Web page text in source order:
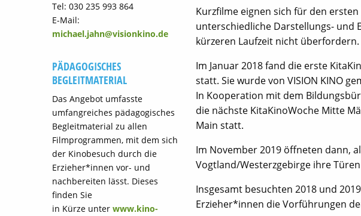
Kurzfilme eignen sich für den
unterschiedliche Darstellungs- und
kürzeren Laufzeit nicht überfordern.
Im Januar 2018 fand die erste
statt. Sie wurde von VISION KINO
In Kooperation mit dem
die nächste KitaKinoWoche Mitte
Main statt.
Im November 2019 öffneten dann,
Vogtland/Westerzgebirge ihre
Insgesamt besuchten 2018 und
Erzieher*innen die Vorführungen
Tel: 030 235 993 864
E-Mail:
michael.jahn@visionkino.de
PÄDAGOGISCHES
BEGLEITMATERIAL
Das Angebot umfasste
umfangreiches pädagogisches
Begleitmaterial zu allen
Filmprogrammen, mit dem sich
der Kinobesuch durch die
Erzieher*innen vor- und
nachbereiten lässt. Dieses
finden Sie
in Kürze unter www.kino-